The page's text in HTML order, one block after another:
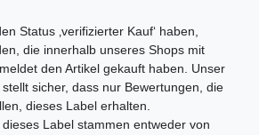
Status ‚verifizierter Kauf‘ haben,
die innerhalb unseres Shops mit
den Artikel gekauft haben. Unser
sicher, dass nur Bewertungen, die
dieses Label erhalten.
Label stammen entweder von